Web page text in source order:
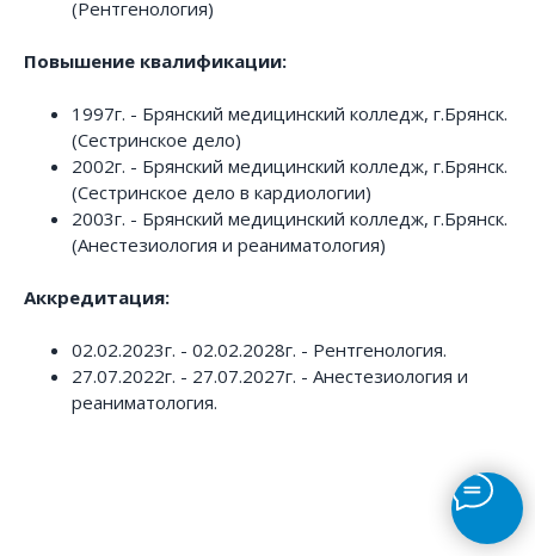
(Рентгенология)
Повышение квалификации:
1997г. - Брянский медицинский колледж, г.Брянск.
(Сестринское дело)
2002г. - Брянский медицинский колледж, г.Брянск.
(Сестринское дело в кардиологии)
2003г. - Брянский медицинский колледж, г.Брянск.
(Анестезиология и реаниматология)
Аккредитация:
02.02.2023г. - 02.02.2028г. - Рентгенология.
27.07.2022г. - 27.07.2027г. - Анестезиология и
реаниматология.